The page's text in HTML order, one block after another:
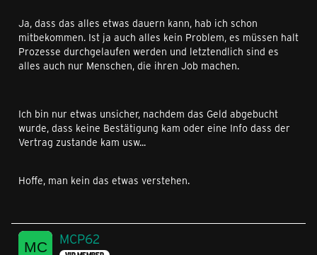
Ja, dass das alles etwas dauern kann, hab ich schon
mitbekommen. Ist ja auch alles kein Problem, es müssen halt
Prozesse durchgelaufen werden und letztendlich sind es
alles auch nur Menschen, die ihren Job machen.
Ich bin nur etwas unsicher, nachdem das Geld abgebucht
wurde, dass keine Bestätigung kam oder eine Info dass der
Vertrag zustande kam usw...
Hoffe, man kein das etwas verstehen.
MCP62